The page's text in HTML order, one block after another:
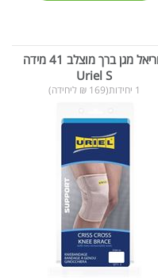
אוריאל מגן ברך מוצלב 41 מידה
Uriel S
1 יחידות(169 ₪ ליחידה)